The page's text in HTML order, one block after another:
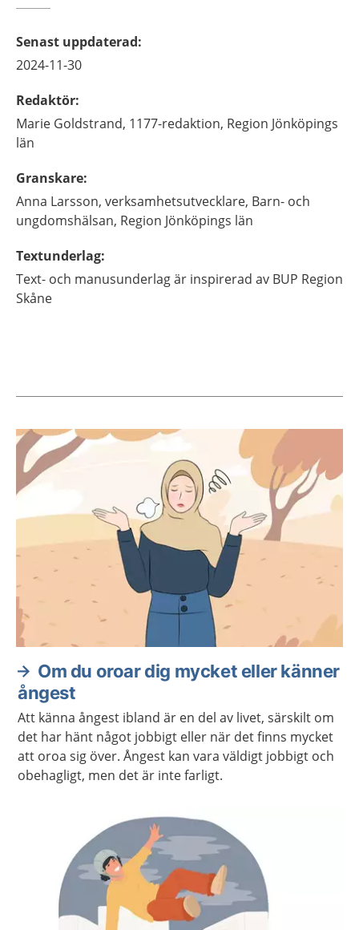
Senast uppdaterad:
2024-11-30
Redaktör:
Marie Goldstrand, 1177-redaktion, Region Jönköpings
län
Granskare:
Anna Larsson, verksamhetsutvecklare, Barn- och
ungdomshälsan, Region Jönköpings län
Textunderlag:
Text- och manusunderlag är inspirerad av BUP Region
Skåne
Aktuella artiklar
Om du oroar dig mycket eller känner
ångest
Att känna ångest ibland är en del av livet, särskilt om
det har hänt något jobbigt eller när det finns mycket
att oroa sig över. Ångest kan vara väldigt jobbigt och
obehagligt, men det är inte farligt.